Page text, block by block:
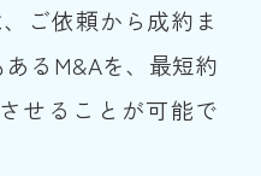
ご依頼から成約ま
るM&Aを、最短約
せることが可能で